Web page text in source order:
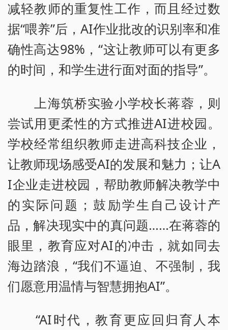
减轻教师的重复性工作，而且经过数
据“喂养”后，AI作业批改的识别率和准
确性高达98%，“这让教师可以有更多
的时间，和学生进行面对面的指导”。
上海筑桥实验小学校长蒋蓉，则
尝试用更柔性的方式推进AI进校园。
学校经常组织教师走进高科技企业，
让教师现场感受AI的发展和魅力；让A
I企业走进校园，帮助教师解决教学中
的实际问题；鼓励学生自己设计产
品，解决现实中的真问题……在蒋蓉的
眼里，教育应对AI的冲击，就如同去
海边踏浪，“我们不逼迫、不强制，我
们愿意用温情与智慧拥抱AI”。
“AI时代，教育更应回归育人本